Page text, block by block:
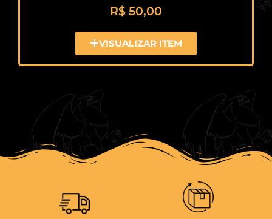
R$ 50,00
VISUALIZAR ITEM